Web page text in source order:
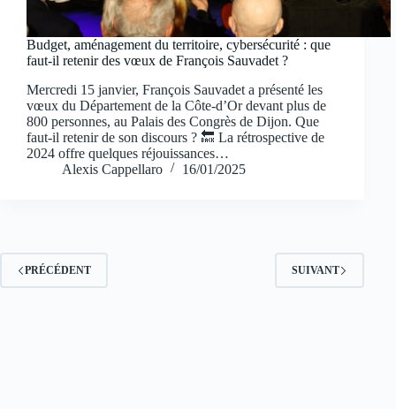
Budget, aménagement du territoire, cybersécurité : que
faut-il retenir des vœux de François Sauvadet ?
Mercredi 15 janvier, François Sauvadet a présenté les
vœux du Département de la Côte-d’Or devant plus de
800 personnes, au Palais des Congrès de Dijon. Que
faut-il retenir de son discours ? 🔙 La rétrospective de
2024 offre quelques réjouissances…
Alexis Cappellaro
16/01/2025
PRÉCÉDENT SUIVANT